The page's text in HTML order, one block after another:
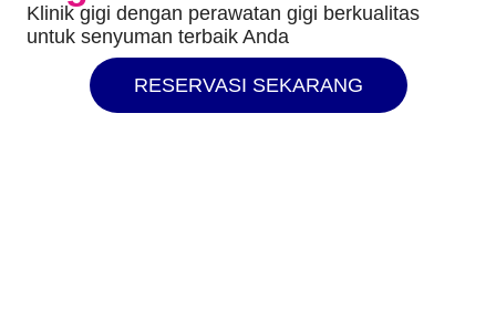
Klinik gigi dengan perawatan gigi berkualitas
untuk senyuman terbaik Anda
RESERVASI SEKARANG